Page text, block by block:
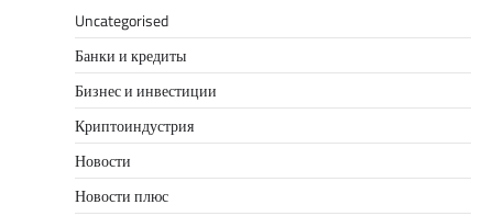
Uncategorised
Банки и кредиты
Бизнес и инвестиции
Криптоиндустрия
Новости
Новости плюс